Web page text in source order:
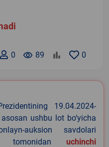
0
remove_red_eye 89
0
19.04.2024-
ushbu lot bo‘yicha
auksion savdolari
tomonidan uchinchi